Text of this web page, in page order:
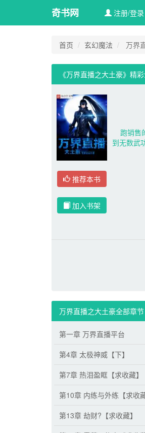
奇书网 注册/登录
首页 玄幻魔法 万界
《万界直播之大土豪》精
推荐本书
加入书架
跑销售
到无数武
万界直播之大土豪全部章节
第一章 万界直播平台
第4章 太极神威【下】
第7章 热泪盈眶【求收藏】
第10章 内练与外练【求收藏
第13章 劫财?【求收藏】